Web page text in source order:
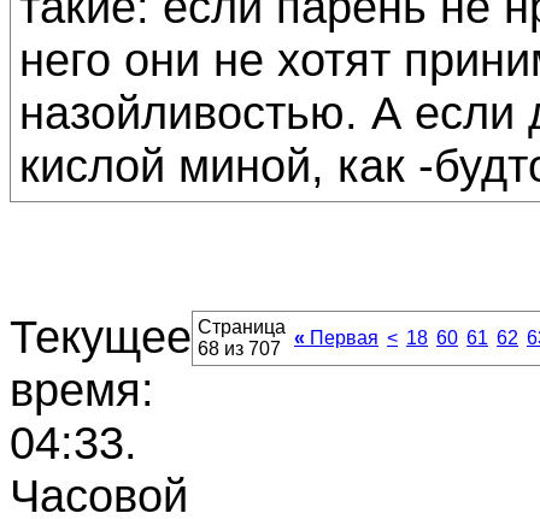
него они не хотят
назойливостью. А если
кислой миной, как -
Текущее
время:
04:33.
Часовой
Страница
68 из 707
« Первая < 18 60 61 62